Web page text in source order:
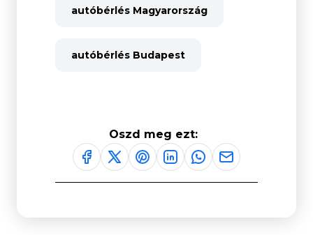
autóbérlés Magyarország
autóbérlés Budapest
Oszd meg ezt: